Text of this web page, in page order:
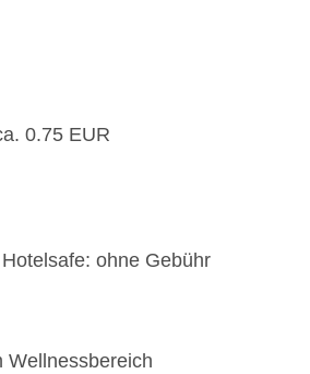
0.75 EUR
ohne Gebühr
Wellnessbereich